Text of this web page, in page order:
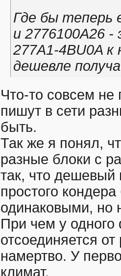
Где бы теперь
и 2776100A26
277A1-4BU0A
дешевле
Что-то совсем
пишут в сети
быть.
Так же я понял,
разные блоки с
так, что дешевый
простого
одинаковыми, но
При чем у
отсоединяется
намертво. У
климат.